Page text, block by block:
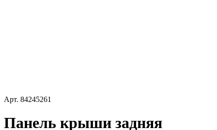
Арт. 84245261
Панель крыши задняя